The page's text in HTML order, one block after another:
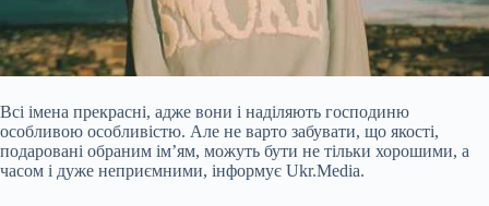
Всі імена прекрасні, адже вони і наділяють господиню
особливою особливістю. Але не варто забувати, що якості,
подаровані обраним ім’ям, можуть бути не тільки хорошими, а
часом і дуже неприємними, інформує Ukr.Media.